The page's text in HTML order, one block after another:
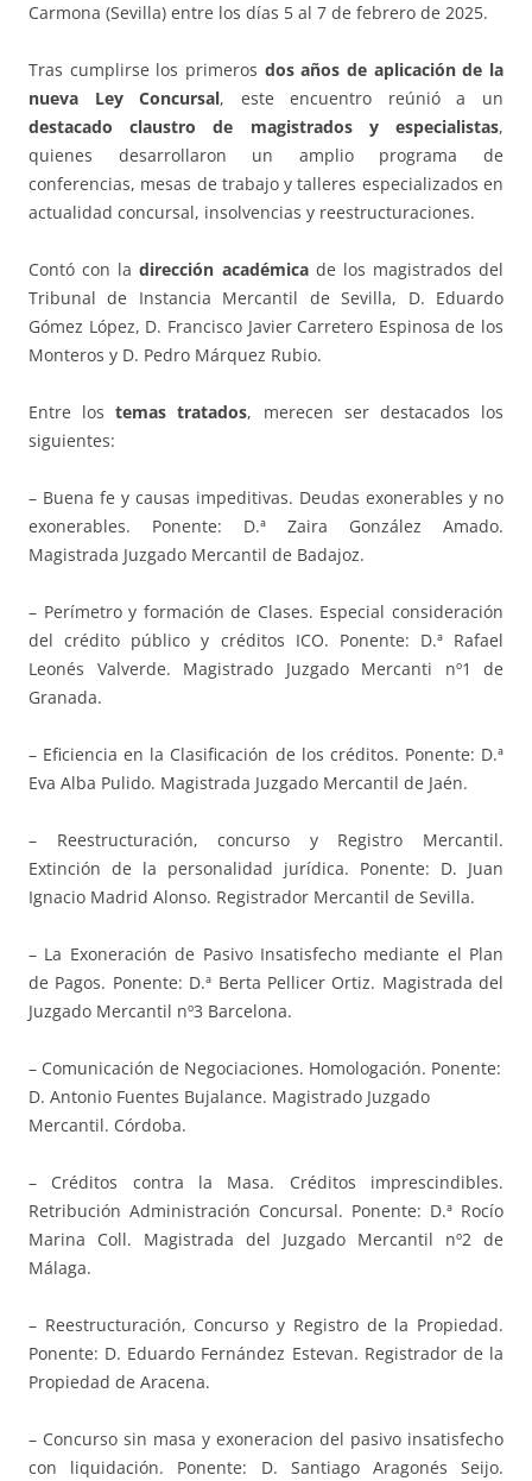
Carmona (Sevilla) entre los días 5 al 7 de febrero de 2025.
Tras cumplirse los primeros dos años de aplicación de la
nueva Ley Concursal, este encuentro reúnió a un
destacado claustro de magistrados y especialistas,
quienes desarrollaron un amplio programa de
conferencias, mesas de trabajo y talleres especializados en
actualidad concursal, insolvencias y reestructuraciones.
Contó con ladirección académicade los magistrados del
Tribunal de Instancia Mercantil de Sevilla, D. Eduardo
Gómez López, D. Francisco Javier Carretero Espinosa de los
Monteros y D. Pedro Márquez Rubio.
Entre lostemas tratados, merecen ser destacados los
siguientes:
– Buena fe y causas impeditivas. Deudas exonerables y no
exonerables. Ponente: D.ª Zaira González Amado.
Magistrada Juzgado Mercantil de Badajoz.
– Perímetro y formación de Clases. Especial consideración
del crédito público y créditos ICO. Ponente: D.ª Rafael
Leonés Valverde. Magistrado Juzgado Mercanti nº1 de
Granada.
– Eficiencia en la Clasificación de los créditos. Ponente: D.ª
Eva Alba Pulido. Magistrada Juzgado Mercantil de Jaén.
– Reestructuración, concurso y Registro Mercantil.
Extinción de la personalidad jurídica. Ponente: D. Juan
Ignacio Madrid Alonso. Registrador Mercantil de Sevilla.
– La Exoneración de Pasivo Insatisfecho mediante el Plan
de Pagos. Ponente: D.ª Berta Pellicer Ortiz. Magistrada del
Juzgado Mercantil nº3 Barcelona.
– Comunicación de Negociaciones. Homologación. Ponente:
D. Antonio Fuentes Bujalance. Magistrado Juzgado
Mercantil. Córdoba.
– Créditos contra la Masa. Créditos imprescindibles.
Retribución Administración Concursal. Ponente: D.ª Rocío
Marina Coll. Magistrada del Juzgado Mercantil nº2 de
Málaga.
– Reestructuración, Concurso y Registro de la Propiedad.
Ponente: D. Eduardo Fernández Estevan. Registrador de la
Propiedad de Aracena.
– Concurso sin masa y exoneracion del pasivo insatisfecho
con liquidación. Ponente: D. Santiago Aragonés Seijo.